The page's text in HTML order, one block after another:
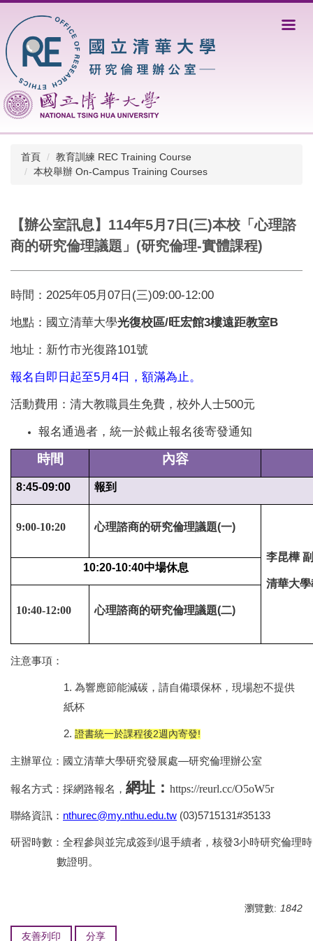
到
主
要
內
區
首頁
教育訓練 REC Training Course
本校舉辦 On-Campus Training Courses
【辦公室訊息】114年5月7日(三)本校「心理諮
商的研究倫理議題」(研究倫理-實體課程)
時間：2025年05月07日(三)09:00-12:00
地點：國立清華大學光復校區/旺宏館3樓遠距教室B
地址：新竹市光復路101號
報名自即日起至5月4日，額滿為止。
活動費用：清大教職員生免費，校外人士500元
報名通過者，統一於截止報名後寄發通知
時間 內容
8:45-09:00 報到
9:00-10:20 心理諮商的研究倫理議題(一)
李昆樺
清華大
10:20-10:40中場休息
10:40-12:00 心理諮商的研究倫理議題(二)
注意事項：
1.為響應節能減碳，請自備環保杯，現場恕不提供
紙杯
2.證書統一於課程後2週內寄發!
主辦單位：國立清華大學研究發展處—研究倫理辦公室
報名方式：採網路報名， 網址： https://reurl.cc/O5oW5r
聯絡資訊： nthurec@my.nthu.edu.tw (03)5715131#35133
研習時數：全程參與並完成簽到/退手續者，核發3小時研究倫理時
數證明。
瀏覽數: 1842
友善列印 分享